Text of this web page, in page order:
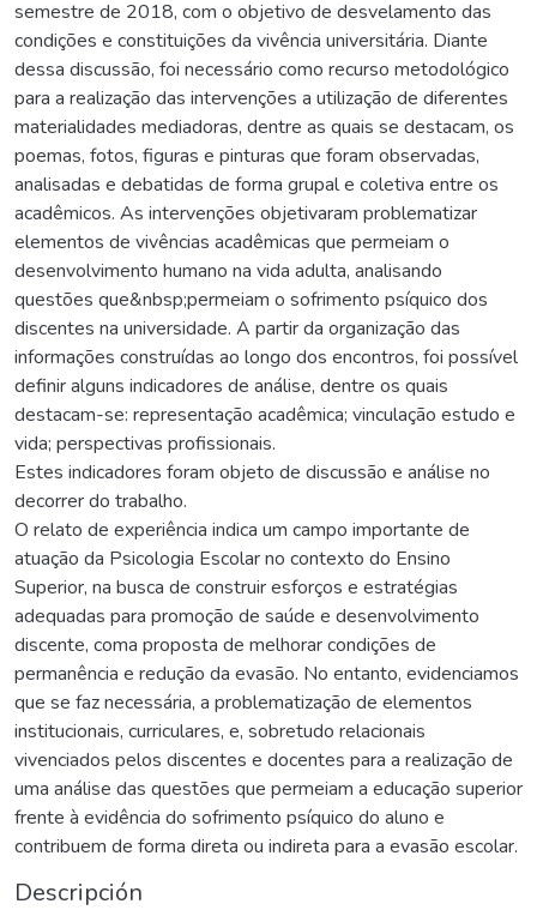
semestre de 2018, com o objetivo de desvelamento das
condições e constituições da vivência universitária. Diante
dessa discussão, foi necessário como recurso metodológico
para a realização das intervenções a utilização de diferentes
materialidades mediadoras, dentre as quais se destacam, os
poemas, fotos, figuras e pinturas que foram observadas,
analisadas e debatidas de forma grupal e coletiva entre os
acadêmicos. As intervenções objetivaram problematizar
elementos de vivências acadêmicas que permeiam o
desenvolvimento humano na vida adulta, analisando
questões que&nbsp;permeiam o sofrimento psíquico dos
discentes na universidade. A partir da organização das
informações construídas ao longo dos encontros, foi possível
definir alguns indicadores de análise, dentre os quais
destacam-se: representação acadêmica; vinculação estudo e
vida; perspectivas profissionais.
Estes indicadores foram objeto de discussão e análise no
decorrer do trabalho.
O relato de experiência indica um campo importante de
atuação da Psicologia Escolar no contexto do Ensino
Superior, na busca de construir esforços e estratégias
adequadas para promoção de saúde e desenvolvimento
discente, coma proposta de melhorar condições de
permanência e redução da evasão. No entanto, evidenciamos
que se faz necessária, a problematização de elementos
institucionais, curriculares, e, sobretudo relacionais
vivenciados pelos discentes e docentes para a realização de
uma análise das questões que permeiam a educação superior
frente à evidência do sofrimento psíquico do aluno e
contribuem de forma direta ou indireta para a evasão escolar.
Descripción